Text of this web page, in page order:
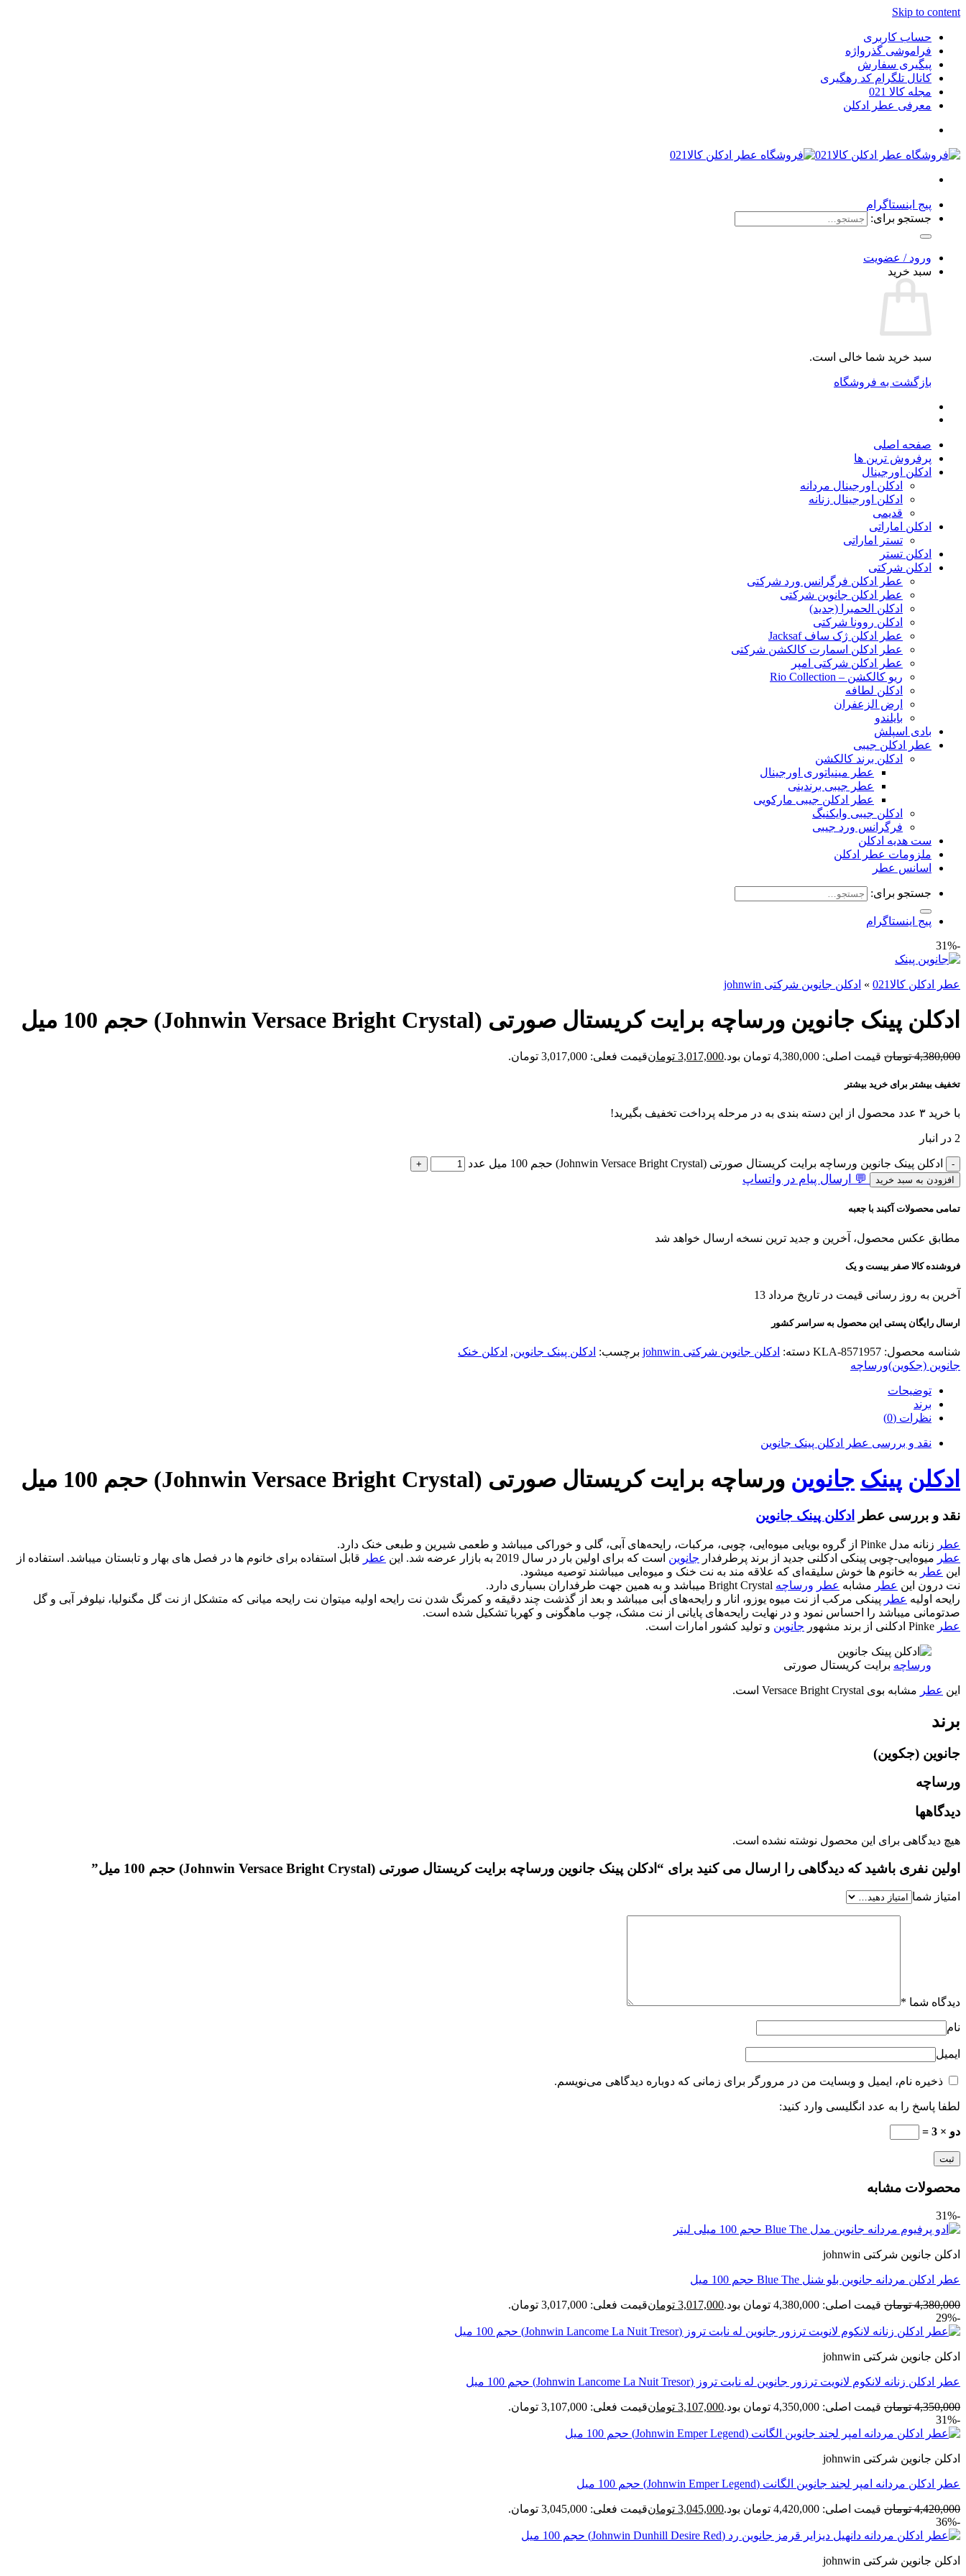
Skip to content
حساب کاربری
فراموشی گذرواژه
پیگیری سفارش
کانال تلگرام کد رهگیری
مجله کالا 021
معرفی عطر ادکلن
پیج اینستاگرام
جستجو برای:
ورود / عضویت
سبد خرید
سبد خرید شما خالی است.
بازگشت به فروشگاه
صفحه اصلی
پرفروش ترین ها
ادکلن اورجینال
ادکلن اورجینال مردانه
ادکلن اورجینال زنانه
قدیمی
ادکلن اماراتی
تستر اماراتی
ادکلن تستر
ادکلن شرکتی
عطر ادکلن فرگرانس ورد شرکتی
عطر ادکلن جانوین شرکتی
ادکلن الحمبرا (جدید)
ادکلن روونا شرکتی
عطر ادکلن ژک‌ ساف Jacksaf
عطر ادکلن اسمارت کالکشن شرکتی
عطر ادکلن شرکتی امپر
ریو کالکشن – Rio Collection
ادکلن لطافه
ارض الزعفران
بایلندو
بادی اسپلش
عطر ادکلن جیبی
ادکلن برند کالکشن
عطر مینیاتوری اورجینال
عطر جیبی برندینی
عطر ادکلن جیبی مارکویی
ادکلن جیبی وایکنیگ
فرگرانس ورد جیبی
ست هدیه ادکلن
ملزومات عطر ادکلن
اسانس عطر
جستجو برای:
پیج اینستاگرام
-31%
عطر ادکلن کالا021 » ادکلن جانوین شرکتی johnwin
ادکلن پینک جانوین ورساچه برایت کریستال صورتی (Johnwin Versace Bright Crystal) حجم 100 میل
4,380,000 تومان قیمت اصلی: 4,380,000 تومان بود. 3,017,000 تومانقیمت فعلی: 3,017,000 تومان.
تخفیف بیشتر برای خرید بیشتر
با خرید ۳ عدد محصول از این دسته بندی به در مرحله پرداخت تخفیف بگیرید!
2 در انبار
ادکلن پینک جانوین ورساچه برایت کریستال صورتی (Johnwin Versace Bright Crystal) حجم 100 میل عدد
افزودن به سبد خرید 💬 ارسال پیام در واتساپ
تمامی محصولات آکبند با جعبه
مطابق عکس محصول، آخرین و جدید ترین نسخه ارسال خواهد شد
فروشنده کالا صفر بیست و یک
آخرین به روز رسانی قیمت در تاریخ مرداد 13
ارسال رایگان پستی این محصول به سراسر کشور
شناسه محصول: KLA-8571957 دسته: ادکلن جانوین شرکتی johnwin برچسب: ادکلن پینک جانوین, ادکلن خنک
جانوین (جکوین)ورساچه
توضیحات
برند
نظرات (0)
نقد و بررسی عطر ادکلن پینک جانوین
ادکلن پینک جانوین ورساچه برایت کریستال صورتی (Johnwin Versace Bright Crystal) حجم 100 میل
نقد و بررسی عطر ادکلن پینک جانوین
عطر زنانه مدل Pinke از گروه بویایی میوه‌ایی، چوبی، مرکبات، رایحه‌های آبی، گلی و خوراکی میباشد و طعمی شیرین و طبعی خنک دارد.
عطر میوه‌ایی-چوبی پینکی ادکلنی جدید از برند پرطرفدار جانوین است که برای اولین بار در سال 2019 به بازار عرضه شد. این عطر قابل استفاده برای خانوم ها در فصل های بهار و تابستان میباشد. استفاده از
این عطر به خانوم ها خوش سلیقه‌ای که علاقه مند به نت خنک و میوه‌ایی میباشند توصیه میشود.
نت درون این عطر مشابه عطر ورساچه
رایحه اولیه عطر پینکی مرکب از نت میوه‌ یوزو، انار و رایحه‌های آبی میباشد و بعد از گذشت چند دقیقه و کمرنگ شدن نت رایحه اولیه میتوان نت رایحه میانی که متشکل از نت گل مگنولیا، نیلوفر آبی و گل
صدتومانی میباشد را احساس نمود و در نهایت رایحه‌های پایانی از نت مشک، چوب ماهگونی و کهربا تشکیل شده است.
عطر
جانوین و تولید کشور امارات است.
ورساچه برایت کریستال صورتی
این عطر مشابه بوی Versace Bright Crystal است.
برند
جانوین (جکوین)
ورساچه
دیدگاهها
هیچ دیدگاهی برای این محصول نوشته نشده است.
اولین نفری باشید که دیدگاهی را ارسال می کنید برای “ادکلن پینک جانوین ورساچه برایت کریستال صورتی (Johnwin Versace Bright Crystal) حجم 100 میل”
امتیاز شما
دیدگاه شما *
نام
ایمیل
ذخیره نام، ایمیل و وبسایت من در مرورگر برای زمانی که دوباره دیدگاهی می‌نویسم.
لطفا پاسخ را به عدد انگلیسی وارد کنید:
دو × 3 =
محصولات مشابه
-31%
ادکلن جانوین شرکتی johnwin
عطر ادکلن مردانه جانوین بلو شنل Blue The حجم 100 میل
4,380,000 تومان قیمت اصلی: 4,380,000 تومان بود. 3,017,000 تومانقیمت فعلی: 3,017,000 تومان.
-29%
ادکلن جانوین شرکتی johnwin
عطر ادکلن زنانه لانکوم لانویت ترزور جانوین له نایت تروز (Johnwin Lancome La Nuit Tresor) حجم 100 میل
4,350,000 تومان قیمت اصلی: 4,350,000 تومان بود. 3,107,000 تومانقیمت فعلی: 3,107,000 تومان.
-31%
ادکلن جانوین شرکتی johnwin
عطر ادکلن مردانه امپر لجند جانوین الگانت (Johnwin Emper Legend) حجم 100 میل
4,420,000 تومان قیمت اصلی: 4,420,000 تومان بود. 3,045,000 تومانقیمت فعلی: 3,045,000 تومان.
-36%
ادکلن جانوین شرکتی johnwin